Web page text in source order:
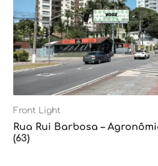
Front Light
Rua Rui Barbosa –
(63)